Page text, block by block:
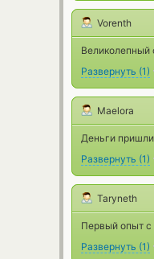
Vorenth
Великолепный
Развернуть (1)
Maelora
Деньги
Развернуть (1)
Taryneth
Первый опыт с
Развернуть (1)